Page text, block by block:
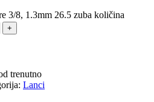
3/8, 1.3mm 26.5 zuba količina
trenutno
Lanci